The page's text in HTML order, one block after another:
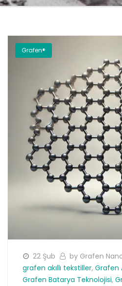
Grafen®
22 Şub by Grafen
grafen akıllı tekstiller, Grafen
Grafen Batarya Teknolojisi,